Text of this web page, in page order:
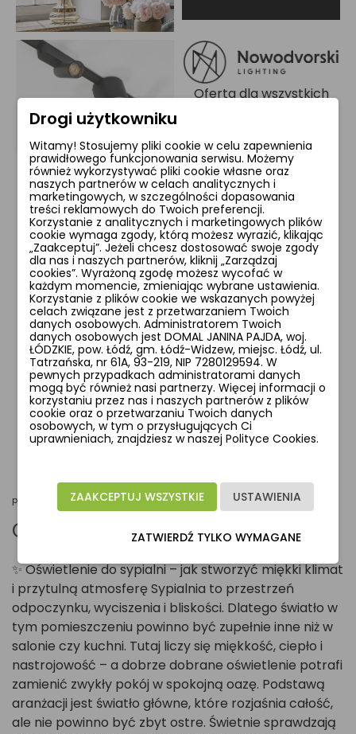
Oferta dla wszystkich
Blog - co nowego?
października 30, 2025
Oświetlenie w sypialni
✨ Oświetlenie do sypialni – jak stworzyć miękki klimat
i przytulną atmosferę Sypialnia to przestrzeń
odpoczynku, wyciszenia i bliskości. Dlatego światło w
tym pomieszczeniu powinno być zupełnie inne niż w
salonie czy kuchni. Tutaj liczy się miękkość, ciepło i
nastrojowość – a dobrze dobrane oświetlenie potrafi
zamienić zwykły pokój w spokojną oazę. Podstawą
aranżacji jest światło główne, które rozjaśnia całość,
ale nie powinno być zbyt ostre. Świetnie sprawdzają
Drogi użytkowniku
Witamy! Stosujemy pliki cookie w celu zapewnienia
prawidłowego funkcjonowania serwisu. Możemy
również wykorzystywać pliki cookie własne oraz
naszych partnerów w celach analitycznych i
marketingowych, w szczególności dopasowania
treści reklamowych do Twoich preferencji.
Korzystanie z analitycznych i marketingowych plików
cookie wymaga zgody, którą możesz wyrazić, klikając
„Zaakceptuj”. Jeżeli chcesz dostosować swoje zgody
dla nas i naszych partnerów, kliknij „Zarządzaj
cookies”. Wyrażoną zgodę możesz wycofać w
każdym momencie, zmieniając wybrane ustawienia.
Korzystanie z plików cookie we wskazanych powyżej
celach związane jest z przetwarzaniem Twoich
danych osobowych. Administratorem Twoich
danych osobowych jest DOMAL JANINA PAJDA, woj.
ŁÓDZKIE, pow. Łódź, gm. Łódź-Widzew, miejsc. Łódź, ul.
Tatrzańska, nr 61A, 93-219, NIP 7280129594. W
pewnych przypadkach administratorami danych
mogą być również nasi partnerzy. Więcej informacji o
korzystaniu przez nas i naszych partnerów z plików
cookie oraz o przetwarzaniu Twoich danych
osobowych, w tym o przysługujących Ci
uprawnieniach, znajdziesz w naszej Polityce Cookies.
USTAWIENIA
ZAAKCEPTUJ WSZYSTKIE
ZATWIERDŹ TYLKO WYMAGANE